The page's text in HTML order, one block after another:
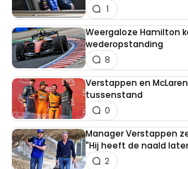
1
Weergaloze Hamilton
wederopstanding
8
Verstappen en
tussenstand
0
Manager Verstappen
"Hij heeft de naald
2